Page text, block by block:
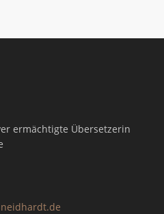
ermächtigte Übersetzerin